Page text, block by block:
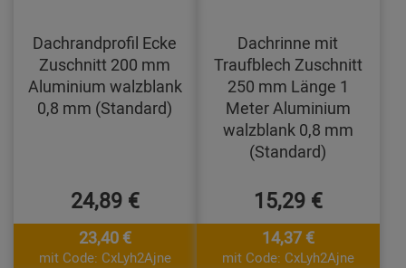
Dachrandprofil Ecke
Zuschnitt 200 mm
Aluminium walzblank
0,8 mm (Standard)
24,89 €
23,40 €
mit Code: CxLyh2Ajne
Dachrinne mit
Traufblech Zuschnitt
250 mm Länge 1
Meter Aluminium
walzblank 0,8 mm
(Standard)
15,29 €
14,37 €
mit Code: CxLyh2Ajne